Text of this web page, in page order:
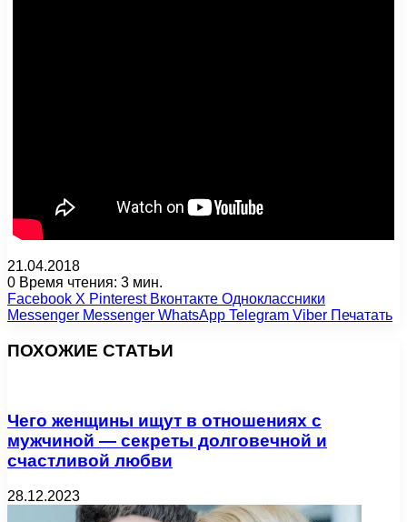
21.04.2018
0 Время чтения: 3 мин.
Facebook X Pinterest Вконтакте Одноклассники
Messenger Messenger WhatsApp Telegram Viber Печатать
ПОХОЖИЕ СТАТЬИ
Чего женщины ищут в отношениях с
мужчиной — секреты долговечной и
счастливой любви
28.12.2023